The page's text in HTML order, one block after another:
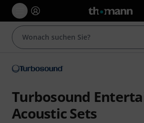
Turbosound
Acoustic Sets